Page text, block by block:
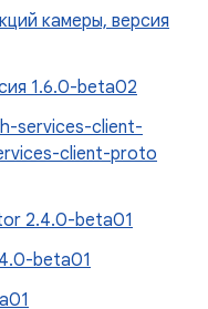
камеры, версия
1.6.0-beta02
services-client-
client-proto
2.4.0-beta01
beta01